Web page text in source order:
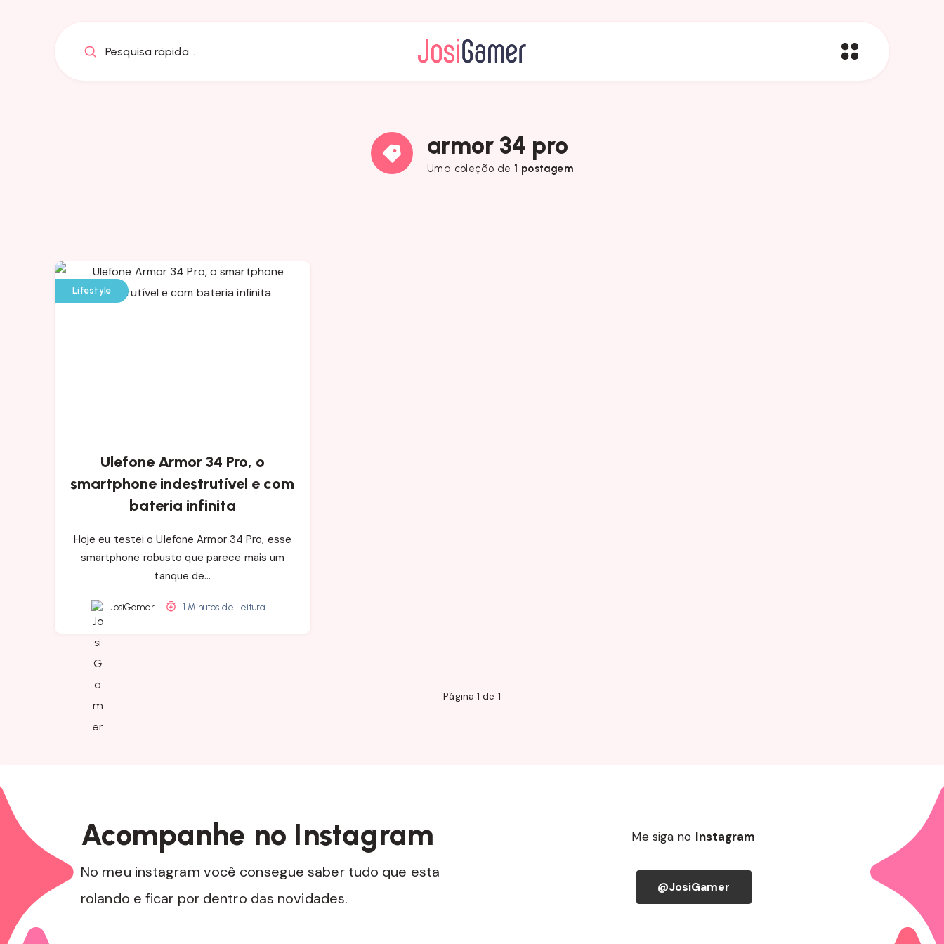
Pesquisa rápida...
armor 34 pro
Uma coleção de 1 postagem
Lifestyle
Ulefone Armor 34 Pro, o
smartphone indestrutível e com
bateria infinita
Hoje eu testei o Ulefone Armor 34 Pro, esse
smartphone robusto que parece mais um
tanque de…
JosiGamer 1 Minutos de Leitura
Página 1 de 1
Acompanhe no Instagram
No meu instagram você consegue saber tudo que esta
rolando e ficar por dentro das novidades.
Me siga no Instagram
@JosiGamer